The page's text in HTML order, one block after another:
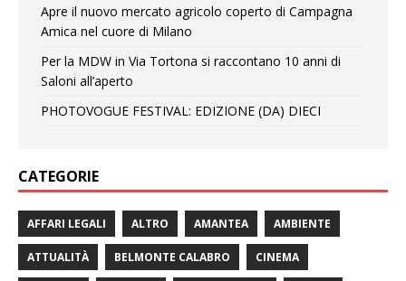
Apre il nuovo mercato agricolo coperto di Campagna
Amica nel cuore di Milano
Per la MDW in Via Tortona si raccontano 10 anni di
Saloni all’aperto
PHOTOVOGUE FESTIVAL: EDIZIONE (DA) DIECI
CATEGORIE
AFFARI LEGALI ALTRO AMANTEA AMBIENTE
ATTUALITÀ BELMONTE CALABRO CINEMA